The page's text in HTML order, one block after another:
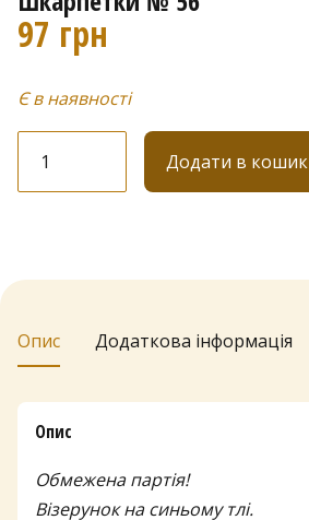
97 грн
Є в наявності
56
Додати в кошик
Опис Додаткова інформація
Опис
Обмежена партія!
Візерунок на синьому тлі.